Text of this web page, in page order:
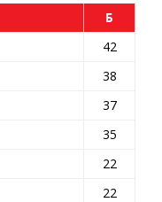
Б
42
38
37
35
22
22